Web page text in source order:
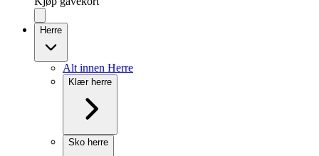
Herre
Alt innen Herre
Klær herre
Sko herre